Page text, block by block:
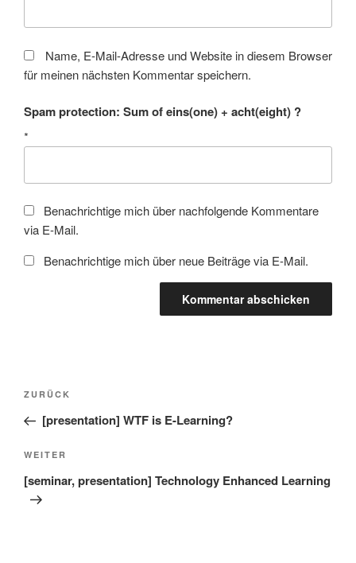
Name, E-Mail-Adresse und Website in diesem Browser
für meinen nächsten Kommentar speichern.
Spam protection: Sum of eins(one) + acht(eight) ?
*
Benachrichtige mich über nachfolgende Kommentare
via E-Mail.
Benachrichtige mich über neue Beiträge via E-Mail.
Beitragsnavigation
Vorheriger
Beitrag
ZURÜCK
[presentation] WTF is E-Learning?
Nächster
Beitrag
WEITER
[seminar, presentation] Technology Enhanced Learning